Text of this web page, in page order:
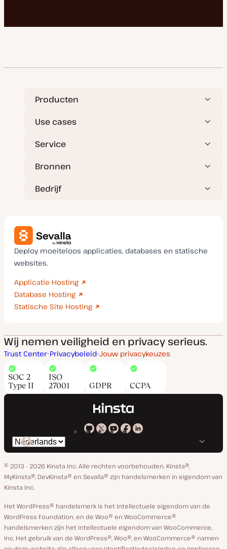
Producten
Use cases
Service
Bronnen
Bedrijf
Deploy moeiteloos applicaties, databases en statische
websites.
Applicatie Hosting
Database Hosting
Statische Site Hosting
Wij nemen veiligheid en privacy serieus.
Trust Center Privacybeleid Jouw privacykeuzes
SOC 2
Type II
ISO
27001
GDPR CCPA
Kinsta
GitHub
Kinsta
X
Kinsta
YouTube
Kinsta
Facebook
Kinsta
Linkedin
Selecteer
taal
© 2013 - 2026 Kinsta Inc. Alle rechten voorbehouden. Kinsta®,
MyKinsta®, DevKinsta® en Sevalla® zijn handelsmerken in eigendom van
Kinsta Inc.
Het WordPress® handelsmerk is het intellectuele eigendom van de
WordPress Foundation, en de Woo® en WooCommerce®
handelsmerken zijn het intellectuele eigendom van WooCommerce,
Inc. Het gebruik van de WordPress®, Woo®, en WooCommerce® namen